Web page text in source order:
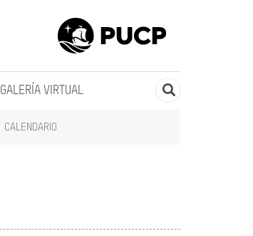
CALENDARIO
GALERÍA VIRTUAL